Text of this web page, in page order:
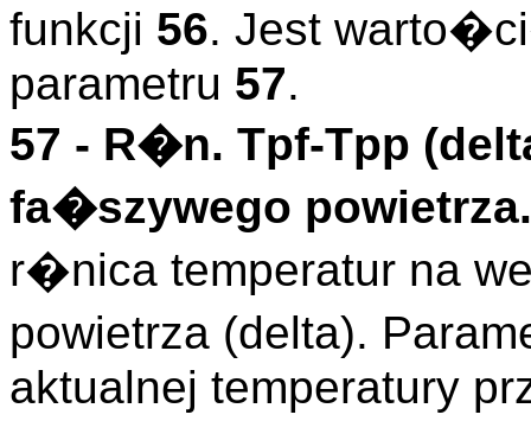
funkcji 56. Jest
parametru 57.
57 - R�n. Tpf-Tpp
fa�szywego
r�nica temperatur na
powietrza (delta).
aktualnej temperatury